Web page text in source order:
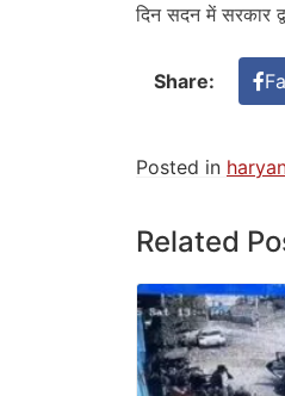
दिन सदन में सरकार
Share:
Posted in
Related